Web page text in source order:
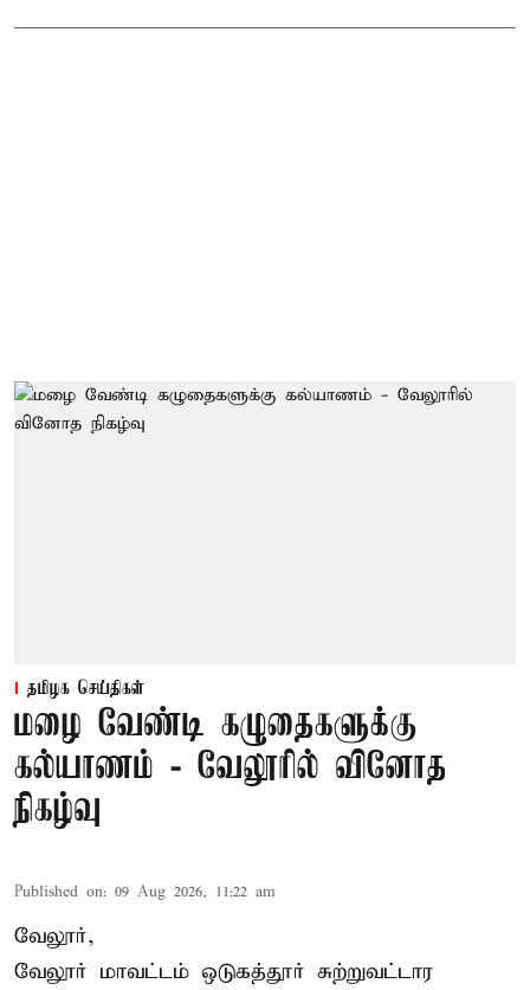
தமிழக செய்திகள்
மழை வேண்டி கழுதைகளுக்கு
கல்யாணம் - வேலூரில் வினோத
நிகழ்வு
Published on: 09 Aug 2026, 11:22 am
வேலூர்,
வேலூர் மாவட்டம் ஒடுகத்தூர் சுற்றுவட்டார